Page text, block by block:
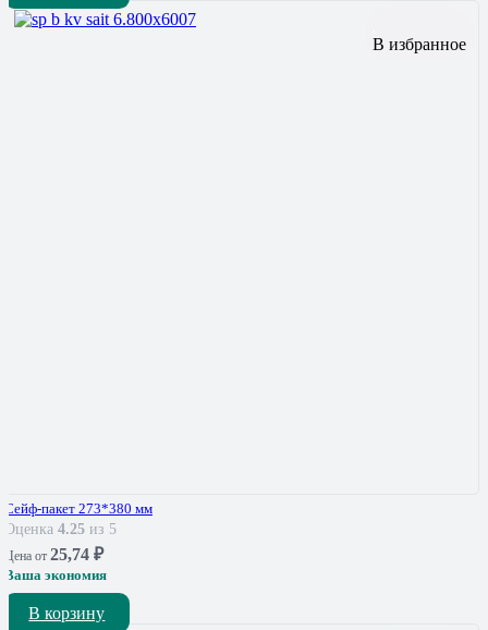
В избранное
Сейф-пакет 273*380 мм
Оценка 4.25 из 5
Цена от 25,74 ₽
Ваша экономия
В корзину